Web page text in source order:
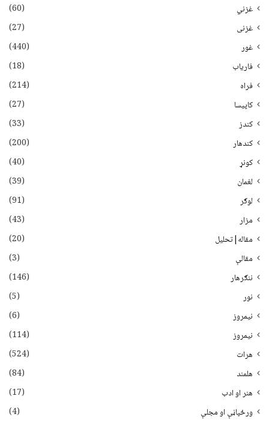
غزني
(60)
غزنی
(27)
غور
(440)
فاریاب
(18)
فراه
(214)
کاپیسا
(27)
کندز
(33)
کندهار
(200)
کونړ
(40)
لغمان
(39)
لوګر
(91)
مزار
(43)
مقاله|تحلیل
(20)
مقالې
(3)
ننګرهار
(146)
نور
(5)
نيمروز
(6)
نیمروز
(114)
هرات
(524)
هلمند
(84)
هنر او ادب
(17)
ورځپاڼې او مجلې
(4)